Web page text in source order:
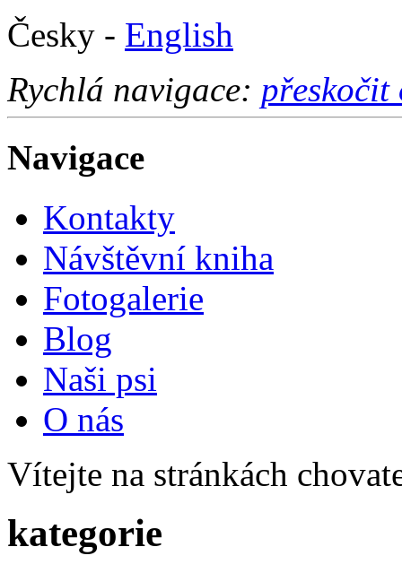
Česky - English
Rychlá navigace: přeskočit
Navigace
Kontakty
Návštěvní kniha
Fotogalerie
Blog
Naši psi
O nás
Vítejte na stránkách
kategorie